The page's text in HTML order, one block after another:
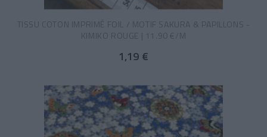
TISSU COTON IMPRIMÉ FOIL / MOTIF SAKURA & PAPILLONS -
KIMIKO ROUGE | 11.90 €/M
1,19 €